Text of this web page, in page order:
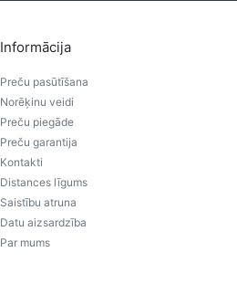
Informācija
Preču pasūtīšana
Norēķinu veidi
Preču piegāde
Preču garantija
Kontakti
Distances līgums
Saistību atruna
Datu aizsardzība
Par mums